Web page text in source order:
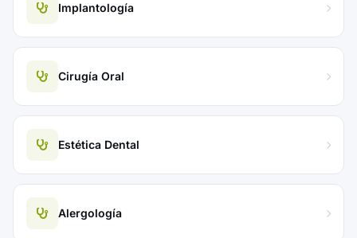
Implantología
Cirugía Oral
Estética Dental
Alergología